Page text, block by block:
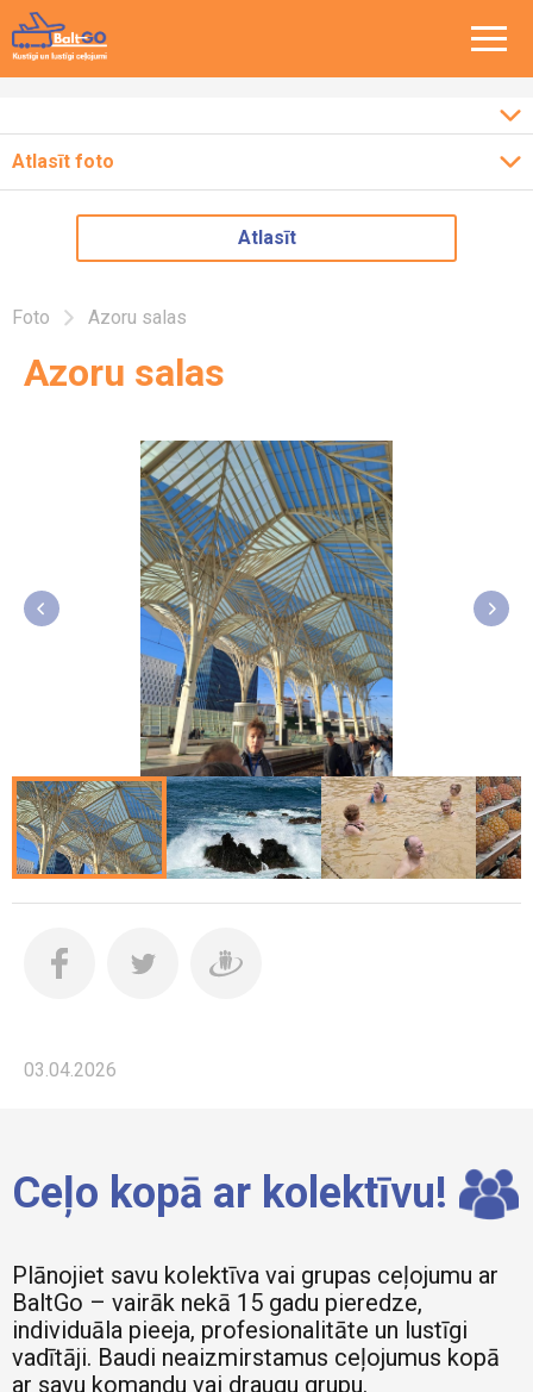
Ceļojumi pa Baltiju
Ceļojumi pa Latviju
Atlasīt foto
2023
2022
Atlasīt
Foto Azoru salas
Azoru salas
03.04.2026
Ceļo kopā ar kolektīvu!
Plānojiet savu kolektīva vai grupas ceļojumu ar
BaltGo – vairāk nekā 15 gadu pieredze,
individuāla pieeja, profesionalitāte un lustīgi
vadītāji. Baudi neaizmirstamus ceļojumus kopā
ar savu komandu vai draugu grupu.